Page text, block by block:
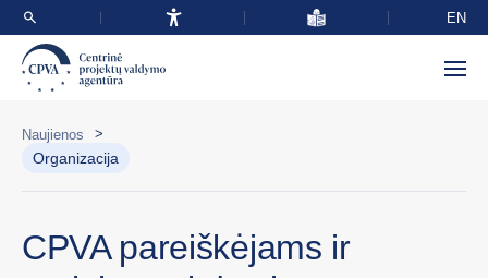
EN
Naujienos >
Organizacija
CPVA pareiškėjams ir